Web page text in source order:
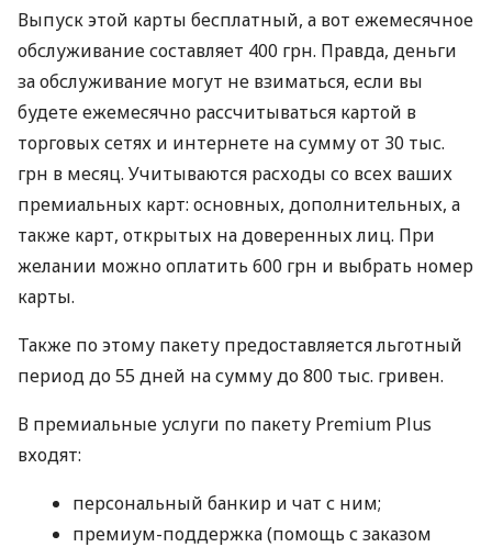
Выпуск этой карты бесплатный, а вот ежемесячное
обслуживание составляет 400 грн. Правда, деньги
за обслуживание могут не взиматься, если вы
будете ежемесячно рассчитываться картой в
торговых сетях и интернете на сумму от 30 тыс.
грн в месяц. Учитываются расходы со всех ваших
премиальных карт: основных, дополнительных, а
также карт, открытых на доверенных лиц. При
желании можно оплатить 600 грн и выбрать номер
карты.
Также по этому пакету предоставляется льготный
период до 55 дней на сумму до 800 тыс. гривен.
В премиальные услуги по пакету Premium Plus
входят:
персональный банкир и чат с ним;
премиум-поддержка (помощь с заказом